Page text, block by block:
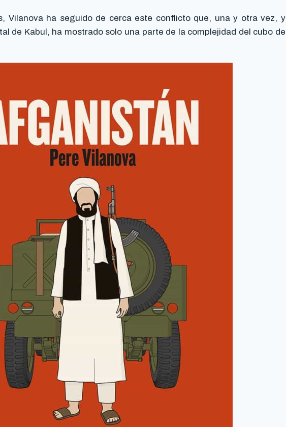
Vilanova ha seguido de cerca este conflicto que, una y otra vez, y
de Kabul, ha mostrado solo una parte de la complejidad del cubo de